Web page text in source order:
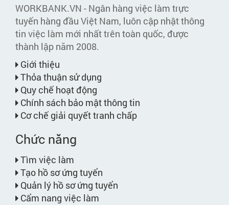
WORKBANK.VN - Ngân hàng việc làm trực
tuyến hàng đầu Việt Nam, luôn cập nhật thông
tin việc làm mới nhất trên toàn quốc, được
thành lập năm 2008.
Giới thiệu
Thỏa thuận sử dụng
Quy chế hoạt động
Chính sách bảo mật thông tin
Cơ chế giải quyết tranh chấp
Chức năng
Tìm việc làm
Tạo hồ sơ ứng tuyển
Quản lý hồ sơ ứng tuyển
Cẩm nang việc làm